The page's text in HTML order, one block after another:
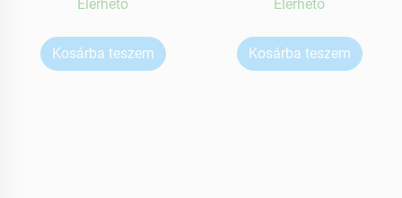
Elérhetõ
Kosárba teszem
Elérhetõ
Kosárba teszem